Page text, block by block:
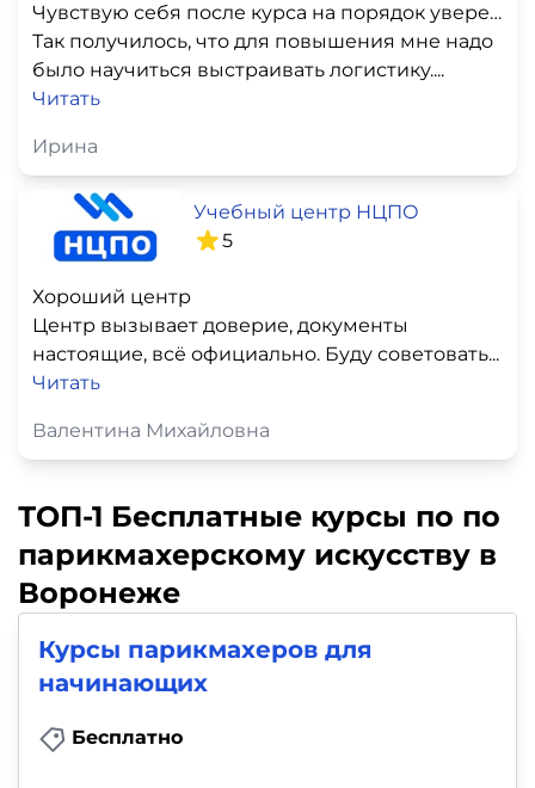
Чувствую себя после курса на порядок увереннее!
Так получилось, что для повышения мне надо
было научиться выстраивать логистику....
Читать
Ирина
Учебный центр НЦПО
5
Хороший центр
Центр вызывает доверие, документы
настоящие, всё официально. Буду советовать...
Читать
Валентина Михайловна
ТОП-1 Бесплатные курсы по по
парикмахерскому искусству в
Воронеже
Курсы парикмахеров для
начинающих
Бесплатно